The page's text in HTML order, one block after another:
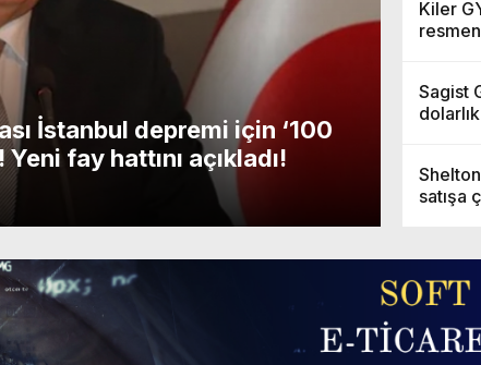
İstanbul depremi için ‘100
fay hattını açıkladı!
21 Mart
Kiler
Sagist
satışa